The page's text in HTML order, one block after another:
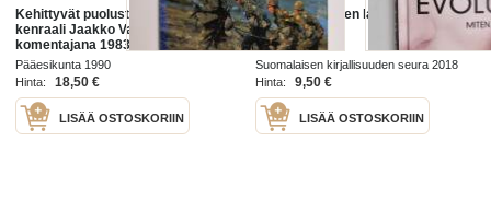
Kehittyvät puolustusvoimat :
kenraali Jaakko Valtanen
komentajana 1983-1990
Pääesikunta 1990
Hinta:
18,50 €
LISÄÄ OSTOSKORIIN
Evoluutio : miten lajit kehittyvät?
Suomalaisen kirjallisuuden seura 2018
Hinta:
9,50 €
LISÄÄ OSTOSKORIIN